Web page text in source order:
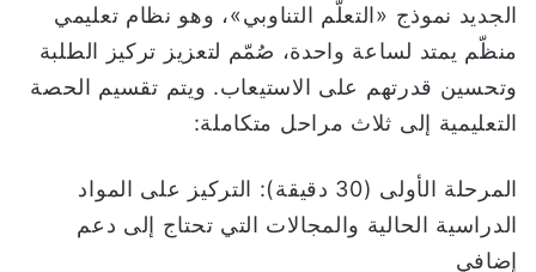
الجديد نموذج «التعلّم التناوبي»، وهو نظام تعليمي
منظّم يمتد لساعة واحدة، صُمّم لتعزيز تركيز الطلبة
وتحسين قدرتهم على الاستيعاب. ويتم تقسيم الحصة
التعليمية إلى ثلاث مراحل متكاملة:
المرحلة الأولى (30 دقيقة): التركيز على المواد
الدراسية الحالية والمجالات التي تحتاج إلى دعم
إضافي